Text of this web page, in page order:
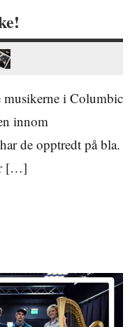
musikerne i Columbic
innom
de opptredt på bla.
[…]